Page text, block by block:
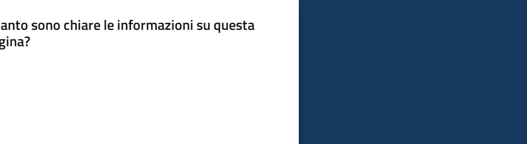
sono chiare le informazioni su questa